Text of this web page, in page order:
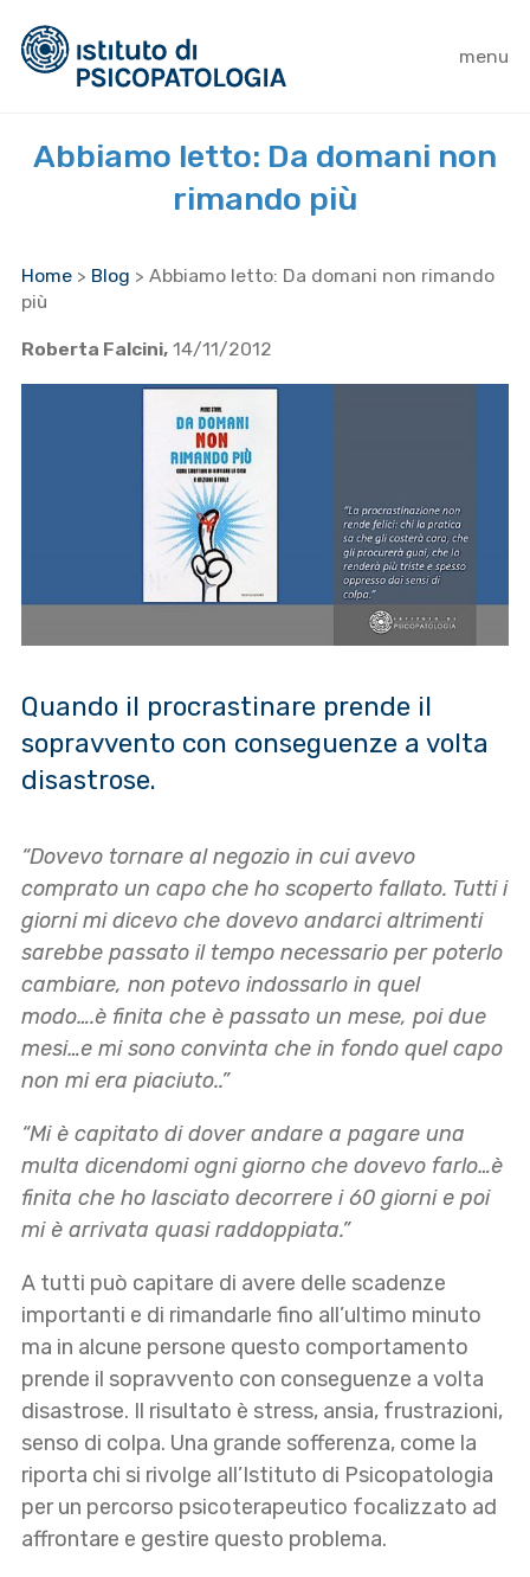
menu
Abbiamo letto: Da domani non
rimando più
Home > Blog > Abbiamo letto: Da domani non rimando
più
Roberta Falcini, 14/11/2012
Quando il procrastinare prende il
sopravvento con conseguenze a volta
disastrose.
“Dovevo tornare al negozio in cui avevo
comprato un capo che ho scoperto fallato. Tutti i
giorni mi dicevo che dovevo andarci altrimenti
sarebbe passato il tempo necessario per poterlo
cambiare, non potevo indossarlo in quel
modo….è finita che è passato un mese, poi due
mesi…e mi sono convinta che in fondo quel capo
non mi era piaciuto..”
“Mi è capitato di dover andare a pagare una
multa dicendomi ogni giorno che dovevo farlo…è
finita che ho lasciato decorrere i 60 giorni e poi
mi è arrivata quasi raddoppiata.”
A tutti può capitare di avere delle scadenze
importanti e di rimandarle fino all’ultimo minuto
ma in alcune persone questo comportamento
prende il sopravvento con conseguenze a volta
disastrose. Il risultato è stress, ansia, frustrazioni,
senso di colpa. Una grande sofferenza, come la
riporta chi si rivolge all’Istituto di Psicopatologia
per un percorso psicoterapeutico focalizzato ad
affrontare e gestire questo problema.